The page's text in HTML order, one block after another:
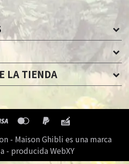
LA TIENDA
- Maison Ghibli es una marca
- producida WebXY